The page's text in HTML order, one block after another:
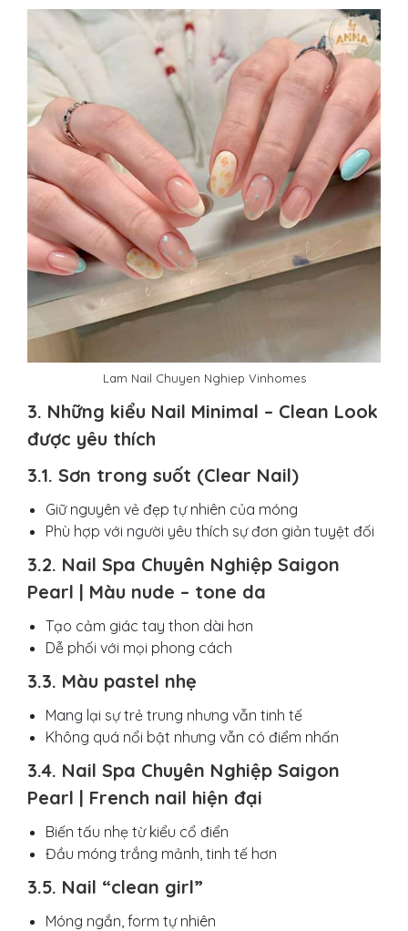
Lam Nail Chuyen Nghiep Vinhomes
3. Những kiểu Nail Minimal – Clean Look
được yêu thích
3.1. Sơn trong suốt (Clear Nail)
Giữ nguyên vẻ đẹp tự nhiên của móng
Phù hợp với người yêu thích sự đơn giản tuyệt đối
3.2. Nail Spa Chuyên Nghiệp Saigon
Pearl | Màu nude – tone da
Tạo cảm giác tay thon dài hơn
Dễ phối với mọi phong cách
3.3. Màu pastel nhẹ
Mang lại sự trẻ trung nhưng vẫn tinh tế
Không quá nổi bật nhưng vẫn có điểm nhấn
3.4. Nail Spa Chuyên Nghiệp Saigon
Pearl | French nail hiện đại
Biến tấu nhẹ từ kiểu cổ điển
Đầu móng trắng mảnh, tinh tế hơn
3.5. Nail “clean girl”
Móng ngắn, form tự nhiên